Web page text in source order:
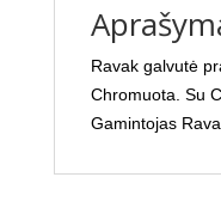
Ravak galvutė
Chromuota. Su
Gamintojas